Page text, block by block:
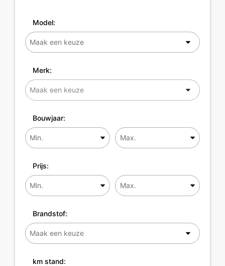
Model:
Merk:
Bouwjaar:
Prijs:
Brandstof:
km stand: